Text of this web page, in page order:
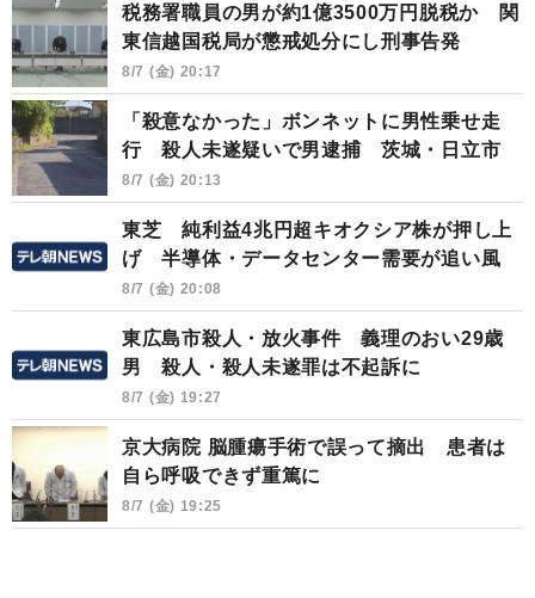
税務署職員の男が約1億3500万円脱税か 関
東信越国税局が懲戒処分にし刑事告発
8/7 (金) 20:17
「殺意なかった」ボンネットに男性乗せ走
行 殺人未遂疑いで男逮捕 茨城・日立市
8/7 (金) 20:13
東芝 純利益4兆円超キオクシア株が押し上
げ 半導体・データセンター需要が追い風
8/7 (金) 20:08
東広島市殺人・放火事件 義理のおい29歳
男 殺人・殺人未遂罪は不起訴に
8/7 (金) 19:27
京大病院 脳腫瘍手術で誤って摘出 患者は
自ら呼吸できず重篤に
8/7 (金) 19:25